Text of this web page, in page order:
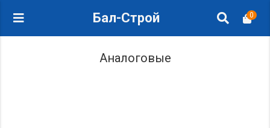
Бал-Строй 0
Аналоговые